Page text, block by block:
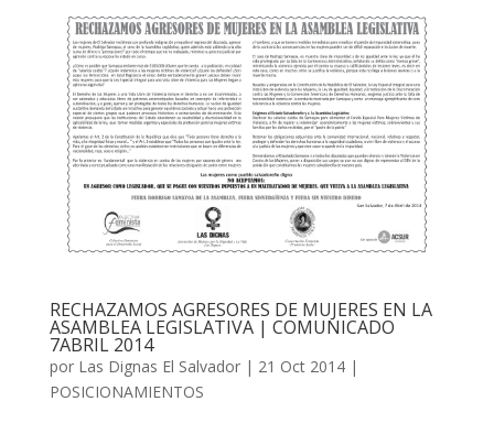
RECHAZAMOS AGRESORES DE MUJERES EN LA
ASAMBLEA LEGISLATIVA | COMUNICADO
7ABRIL 2014
por Las Dignas El Salvador| 21 Oct 2014|
POSICIONAMIENTOS